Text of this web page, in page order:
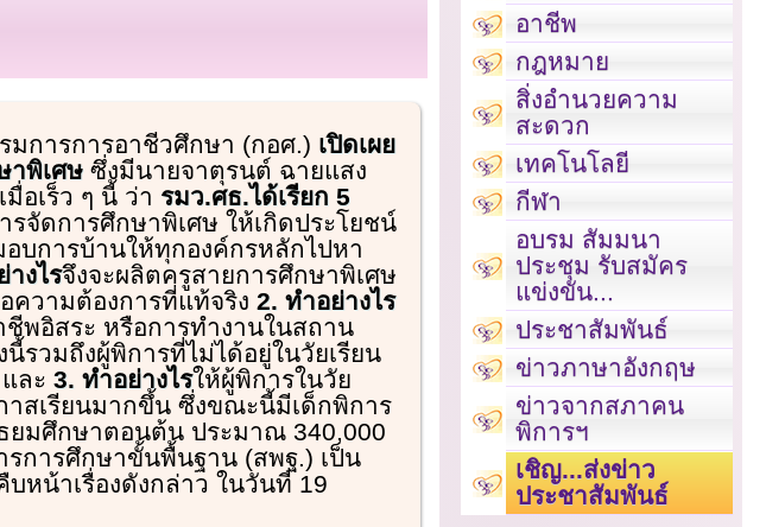
มการการอาชีวศึกษา (กอศ.) เปิดเผย
าพิเศษซึ่งมีนายจาตุรนต์ ฉายแสง
อเร็ว ๆ นี้ ว่า รมว.ศธ.ได้เรียก 5
รจัดการศึกษาพิเศษ ให้เกิดประโยชน์
บการบ้านให้ทุกองค์กรหลักไปหา
างไรจึงจะผลิตครูสายการศึกษาพิเศษ
ความต้องการที่แท้จริง 2. ทำอย่างไร
พอิสระ หรือการทำงานในสถาน
รวมถึงผู้พิการที่ไม่ได้อยู่ในวัยเรียน
ละ 3. ทำอย่างไรให้ผู้พิการในวัย
าสเรียนมากขึ้น ซึ่งขณะนี้มีเด็กพิการ
ยมศึกษาตอนต้น ประมาณ 340,000
การศึกษาขั้นพื้นฐาน (สพฐ.) เป็น
หน้าเรื่องดังกล่าว ในวันที่ 19
อาชีพ
กฎหมาย
สิ่งอำนวยความ
สะดวก
เทคโนโลยี
กีฬา
อบรม สัมมนา
ประชุม รับสมัคร
แข่งขัน...
ประชาสัมพันธ์
ข่าวภาษาอังกฤษ
ข่าวจากสภาคน
พิการฯ
เชิญ...ส่งข่าว
ประชาสัมพันธ์